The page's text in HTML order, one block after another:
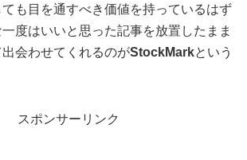
も目を通すべき価値を持っているはず
度はいいと思った記事を放置したまま
会わせてくれるのがStockMarkという
スポンサーリンク